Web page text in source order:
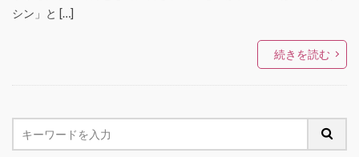
シン」と […]
続きを読む